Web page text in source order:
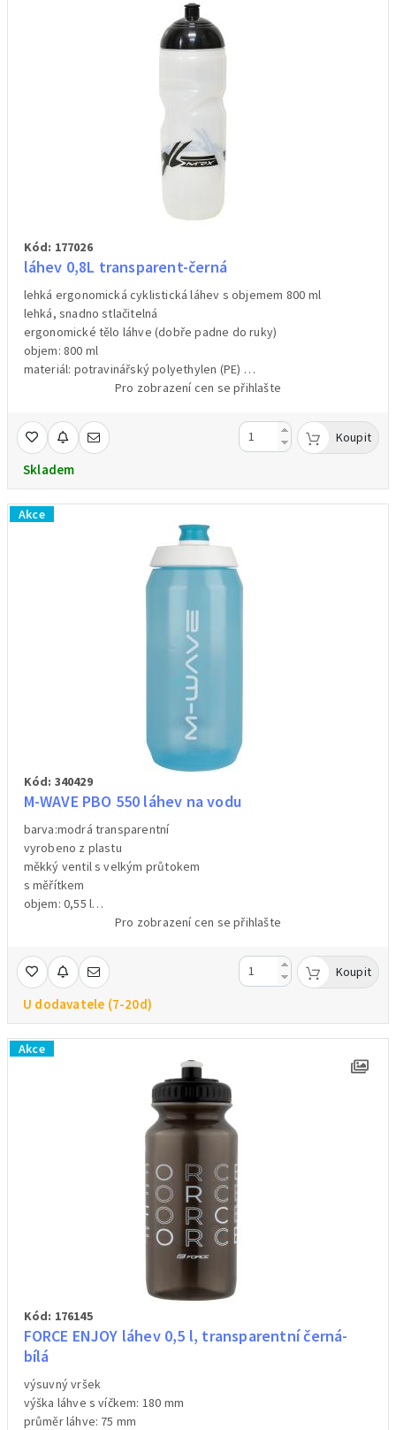
Kód: 177026
láhev 0,8L transparent-černá
lehká ergonomická cyklistická láhev s objemem 800 ml
lehká, snadno stlačitelná
ergonomické tělo láhve (dobře padne do ruky)
objem: 800 ml
materiál: potravinářský polyethylen (PE)
Pro zobrazení cen se přihlašte
Skladem
Koupit
Akce
Kód: 340429
M-WAVE PBO 550 láhev na vodu
barva:modrá transparentní
vyrobeno z plastu
měkký ventil s velkým průtokem
s měřítkem
objem: 0,55 l
Pro zobrazení cen se přihlašte
U dodavatele (7-20d)
Koupit
Akce
Kód: 176145
FORCE ENJOY láhev 0,5 l, transparentní černá-
bílá
výsuvný vršek
výška láhve s víčkem: 180 mm
průměr láhve: 75 mm